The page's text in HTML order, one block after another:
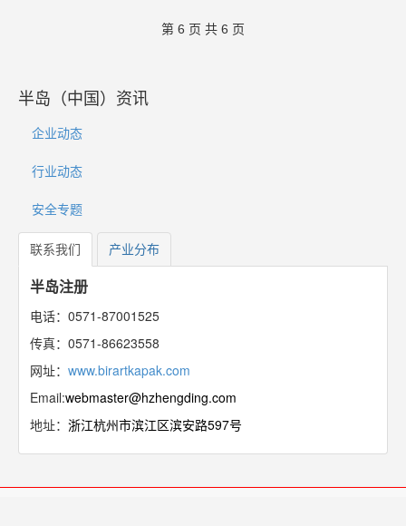
第 6 页 共 6 页
半岛（中国）资讯
企业动态
行业动态
安全专题
联系我们 产业分布
半岛注册
电话：0571-87001525
传真：0571-86623558
网址： www.birartkapak.com
Email:webmaster@hzhengding.com
地址： 浙江杭州市滨江区滨安路597号